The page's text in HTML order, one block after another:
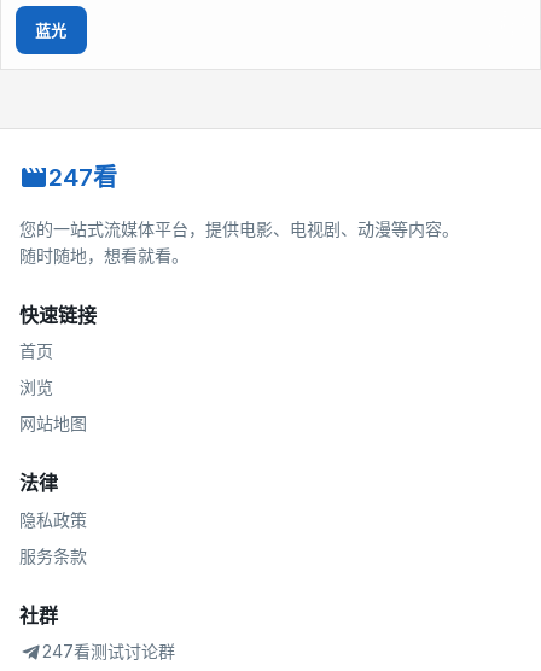
蓝光
247看
您的一站式流媒体平台，提供电影、电视剧、动漫等内容。
随时随地，想看就看。
快速链接
首页
浏览
网站地图
法律
隐私政策
服务条款
社群
247看测试讨论群